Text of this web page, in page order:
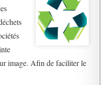
image. Afin de faciliter le